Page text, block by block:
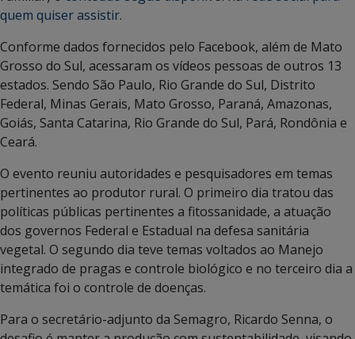
quem quiser assistir.
Conforme dados fornecidos pelo Facebook, além de Mato
Grosso do Sul, acessaram os vídeos pessoas de outros 13
estados. Sendo São Paulo, Rio Grande do Sul, Distrito
Federal, Minas Gerais, Mato Grosso, Paraná, Amazonas,
Goiás, Santa Catarina, Rio Grande do Sul, Pará, Rondônia e
Ceará.
O evento reuniu autoridades e pesquisadores em temas
pertinentes ao produtor rural. O primeiro dia tratou das
políticas públicas pertinentes a fitossanidade, a atuação
dos governos Federal e Estadual na defesa sanitária
vegetal. O segundo dia teve temas voltados ao Manejo
integrado de pragas e controle biológico e no terceiro dia a
temática foi o controle de doenças.
Para o secretário-adjunto da Semagro, Ricardo Senna, o